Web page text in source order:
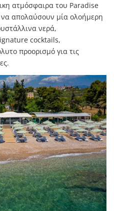
ατμόσφαιρα του Paradise
να απολαύσουν μία ολοήμερη
νερά,
cocktails,
προορισμό για τις